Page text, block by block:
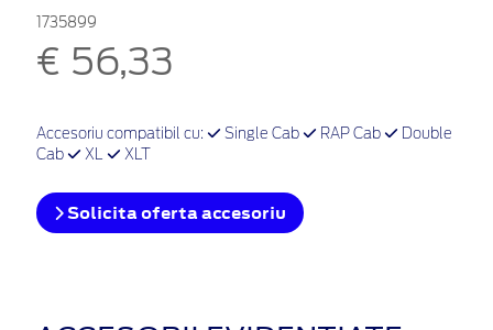
1735899
€ 56,33
Accesoriu compatibil cu: Single Cab RAP Cab
Double
Cab
XL XLT
Solicita oferta accesoriu